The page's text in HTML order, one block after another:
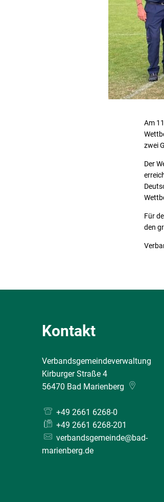
Am
zwei
Der
Für
den
Kontakt
Verbandsgemeindeverwaltung
Kirburger Straße 4
56470 Bad Marienberg
+49 2661 6268-0
+49 2661 6268-201
verbandsgemeinde@bad-
marienberg.de